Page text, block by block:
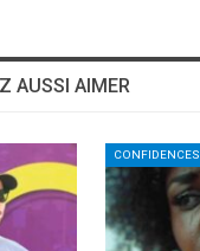
AUSSI AIMER
CONFIDENCES